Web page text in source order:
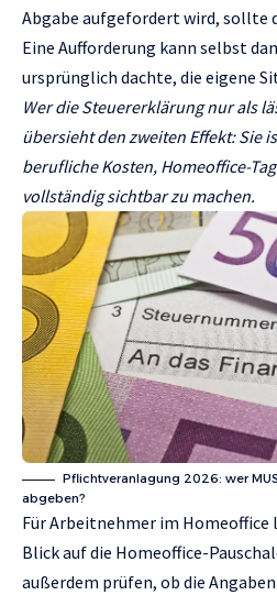
Abgabe aufgefordert wird, sollte
Eine Aufforderung kann selbst
ursprünglich dachte, die eigene
Wer die Steuererklärung nur als
übersieht den zweiten Effekt: Sie
berufliche Kosten, Homeoffice-
vollständig sichtbar zu machen.
Pflichtveranlagung 2026: wer
abgeben?
Für Arbeitnehmer im Homeoffice
Blick auf die Homeoffice-
außerdem prüfen, ob die